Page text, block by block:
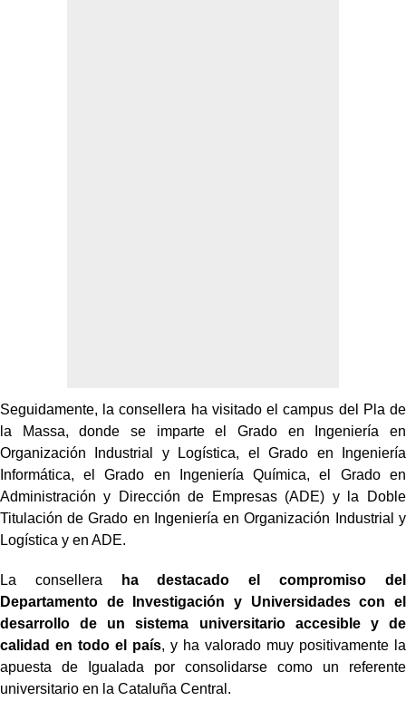
Seguidamente, la consellera ha visitado el campus del Pla de
la Massa, donde se imparte el Grado en Ingeniería en
Organización Industrial y Logística, el Grado en Ingeniería
Informática, el Grado en Ingeniería Química, el Grado en
Administración y Dirección de Empresas (ADE) y la Doble
Titulación de Grado en Ingeniería en Organización Industrial y
Logística y en ADE.
La consellera
ha destacado el compromiso del
Departamento de Investigación y Universidades con el
desarrollo de un sistema universitario accesible y de
calidad en todo el país, y ha valorado muy positivamente la
apuesta de Igualada por consolidarse como un referente
universitario en la Cataluña Central.